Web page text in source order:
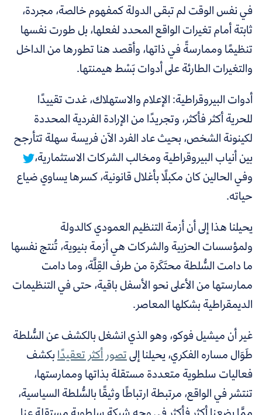
في نفس الوقت لم تبقى الدولة كمفهوم خالصة، مجردة،
ثابتة أمام تغيرات الواقع المحدد لفعلها، بل طورت نفسها
تنظيمًا وممارسةً في ذاتها، وأقصد هنا تطورها من الداخل
والتغيرات الطارئة على أدوات بَسْط هيمنتها.
أدواتالبيروقراطية:الإعلام والاستهلاك، غدت تقييدًا
للحرية أكثر فأكثر، وتجريدًا من الإرادة الفردية المحددة
لكينونة الشخص، بحيث عاد الفرد الآن فريسة سهلة تتأرجح
بين أنياب البيروقراطية ومخالب الشركات الاستثمارية،
وفي الحالين كان مكبلًا بأغلال قانونية، كسرها يساوي ضياع
حياته.
يحيلنا هذا إلى أن أزمة التنظيم العمودي كالدولة
ولمؤسسات الحزبية والشركات هي أزمة بنيوية، تُنتج نفسها
ما دامت السُّلطة محتَكَرة من طرف القِلَّة، وما دامت
ممارستها من الأعلى نحو الأسفل باقية، حتى في التنظيمات
الديمقراطية بشكلها المعاصر.
غير أن ميشيل فوكو، وهو الذي انشغل بالكشف عن السُّلطة
طَوَال مساره الفكري، يحيلنا إلىتصور أكثر تعقيدًابكشف
فعاليات سلطوية متعددةمستقلة بذاتها وممارستها،
تنتشر في الواقع، مرتبطة ارتباطًا وثيقًا بالسُّلطة السياسية،